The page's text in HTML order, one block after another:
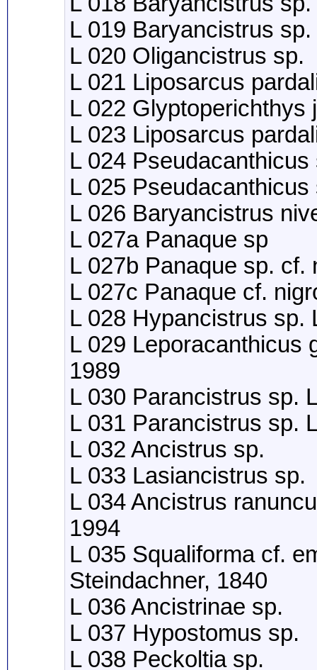
L 019 Baryancistrus sp.
L 020 Oligancistrus sp.
L 021 Liposarcus
L 022 Glyptoperichthys
L 023 Liposarcus
L 024 Pseudacanthicus
L 025 Pseudacanthicus
L 026 Baryancistrus
L 027a Panaque sp
L 027b Panaque sp. cf.
L 027c Panaque cf.
L 028 Hypancistrus sp.
L 029 Leporacanthicus
1989
L 030 Parancistrus sp.
L 031 Parancistrus sp.
L 032 Ancistrus sp.
L 033 Lasiancistrus sp.
L 034 Ancistrus
1994
L 035 Squaliforma cf.
Steindachner, 1840
L 036 Ancistrinae sp.
L 037 Hypostomus sp.
L 038 Peckoltia sp.